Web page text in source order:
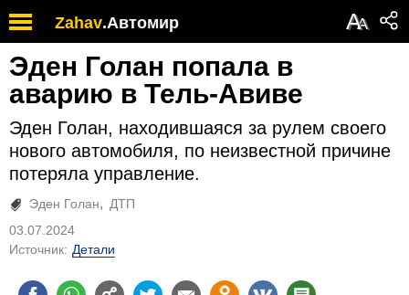
Zahav.Автомир АА
Эден Голан попала в
аварию в Тель-Авиве
Эден Голан, находившаяся за рулем своего
нового автомобиля, по неизвестной причине
потеряла управление.
Эден Голан
ДТП
03.07.2024
Источник: Детали